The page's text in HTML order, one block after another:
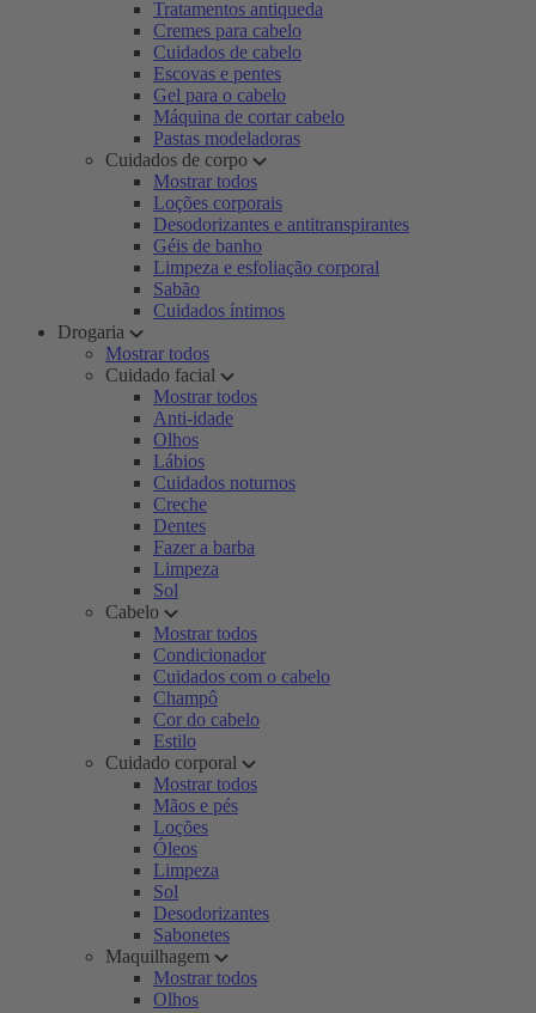
Tratamentos antiqueda
Cremes para cabelo
Cuidados de cabelo
Escovas e pentes
Gel para o cabelo
Máquina de cortar cabelo
Pastas modeladoras
Cuidados de corpo
Mostrar todos
Loções corporais
Desodorizantes e antitranspirantes
Géis de banho
Limpeza e esfoliação corporal
Sabão
Cuidados íntimos
Drogaria
Mostrar todos
Cuidado facial
Mostrar todos
Anti-idade
Olhos
Lábios
Cuidados noturnos
Creche
Dentes
Fazer a barba
Limpeza
Sol
Cabelo
Mostrar todos
Condicionador
Cuidados com o cabelo
Champô
Cor do cabelo
Estilo
Cuidado corporal
Mostrar todos
Mãos e pés
Loções
Óleos
Limpeza
Sol
Desodorizantes
Sabonetes
Maquilhagem
Mostrar todos
Olhos